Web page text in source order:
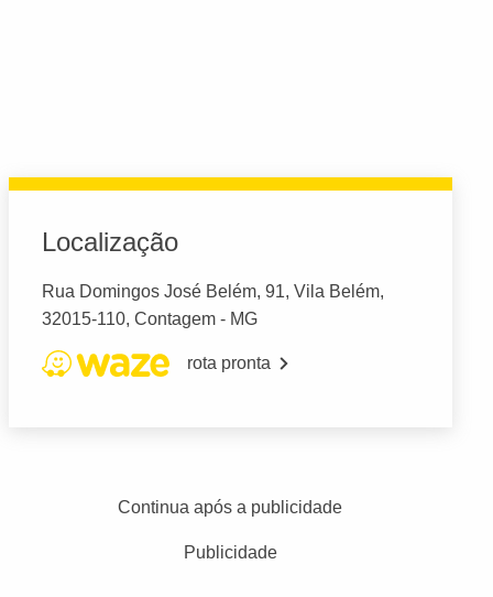
Localização
Rua Domingos José Belém, 91, Vila Belém,
32015-110, Contagem - MG
rota pronta
Continua após a publicidade
Publicidade